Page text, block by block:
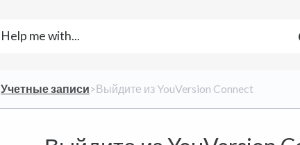
​Учетные записи​>​ Выйдите из YouVersion Connect